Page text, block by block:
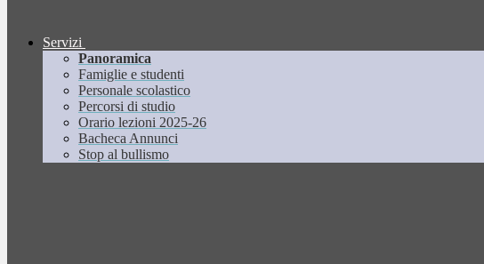
Servizi
Panoramica
Famiglie e studenti
Personale scolastico
Percorsi di studio
Orario lezioni 2025-26
Bacheca Annunci
Stop al bullismo